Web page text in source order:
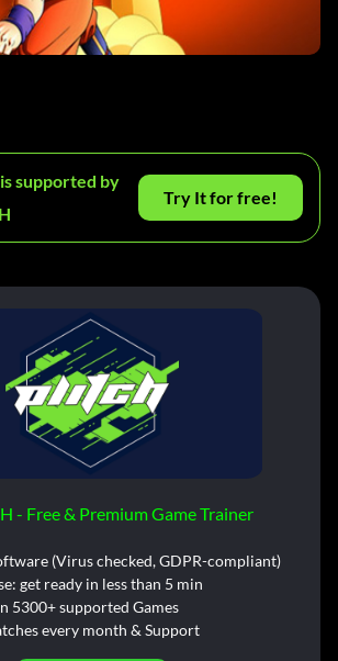
supported by
Try It for free!
- Free & Premium Game Trainer
(Virus checked, GDPR-compliant)
get ready in less than 5 min
5300+ supported Games
every month & Support